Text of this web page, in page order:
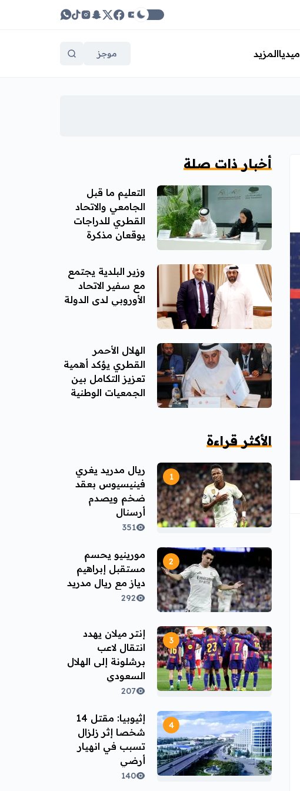
ميدياالمزيد موجز
أخبار ذات صلة
التعليم ما قبل
الجامعي والاتحاد
القطري للدراجات
يوقعان مذكرة
وزير البلدية يجتمع
مع سفير الاتحاد
الأوروبي لدى الدولة
الهلال الأحمر
القطري يؤكد أهمية
تعزيز التكامل بين
الجمعيات الوطنية
الأكثر قراءة
ريال مدريد يغري
فينيسيوس بعقد
ضخم ويصدم
أرسنال
351
مورينيو يحسم
مستقبل إبراهيم
دياز مع ريال مدريد
292
إنتر ميلان يهدد
انتقال لاعب
برشلونة إلى الهلال
السعودي
207
إثيوبيا: مقتل 14
شخصا إثر زلزال
تسبب في انهيار
أرضي
140